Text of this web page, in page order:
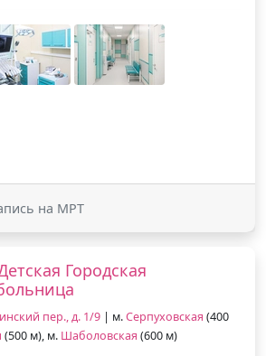
на МРТ
Городская
пер., д. 1/9 | м.Серпуховская (400
(500 м), м. Шаболовская (600 м)